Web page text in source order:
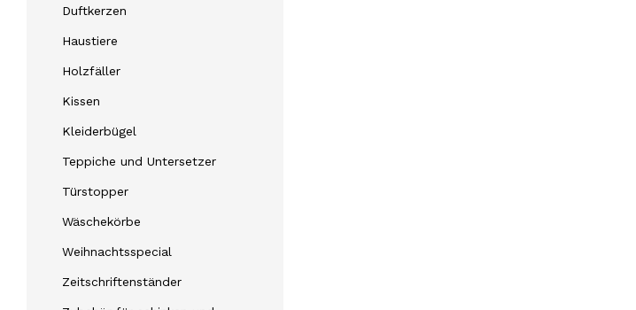
Duftkerzen
Haustiere
Holzfäller
Kissen
Kleiderbügel
Teppiche und Untersetzer
Türstopper
Wäschekörbe
Weihnachtsspecial
Zeitschriftenständer